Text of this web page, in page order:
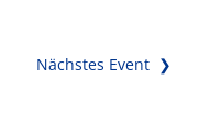
Nächstes Event ❯